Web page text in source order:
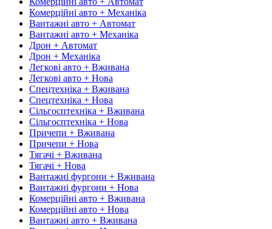
Комерційні авто + Механіка
Вантажні авто + Автомат
Вантажні авто + Механіка
Дрон + Автомат
Дрон + Механіка
Легкові авто + Вживана
Легкові авто + Нова
Спецтехніка + Вживана
Спецтехніка + Нова
Сільгосптехніка + Вживана
Сільгосптехніка + Нова
Причепи + Вживана
Причепи + Нова
Тягачі + Вживана
Тягачі + Нова
Вантажні фургони + Вживана
Вантажні фургони + Нова
Комерційні авто + Вживана
Комерційні авто + Нова
Вантажні авто + Вживана